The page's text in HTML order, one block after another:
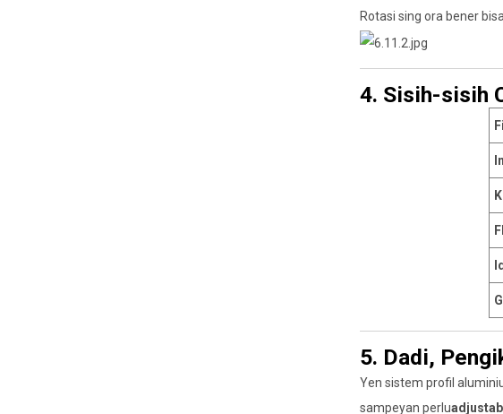
Rotasi sing ora bener
4. Sisih-sisih
5. Dadi,
Yen sistem profil
sampeyan perlu